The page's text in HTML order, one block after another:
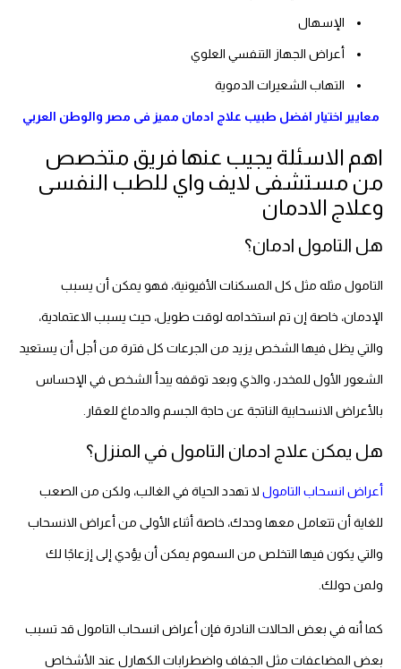
الإسهال
أعراض الجهاز التنفسي العلوي
التهاب الشعيرات الدموية
معايير اختيار افضل طبيب علاج ادمان مميز فى مصر والوطن العربي
اهم الاسئلة يجيب عنها فريق متخصص
من مستشفى لايف واي للطب النفسى
وعلاج الادمان
هل التامول ادمان؟
التامول مثله مثل كل المسكنات الأفيونية، فهو يمكن أن يسبب
الإدمان، خاصة إن تم استخدامه لوقت طويل، حيث يسبب الاعتمادية،
والتي يظل فيها الشخص يزيد من الجرعات كل فترة من أجل أن يستعيد
الشعور الأول للمخدر، والذي وبعد توقفه يبدأ الشخص في الإحساس
بالأعراض الانسحابية الناتجة عن حاجة الجسم والدماغ للعقار.
هل يمكن علاج ادمان التامول في المنزل؟
أعراض انسحاب التامول لا تهدد الحياة في الغالب، ولكن من الصعب
للغاية أن تتعامل معها وحدك، خاصة أثناء الأولى من أعراض الانسحاب
والتي يكون فيها التخلص من السموم يمكن أن يؤدي إلى إزعاجًا لك
ولمن حولك.
كما أنه في بعض الحالات النادرة فإن أعراض انسحاب التامول قد تسبب
بعض المضاعفات مثل الجفاف واضطرابات الكهارل عند الأشخاص